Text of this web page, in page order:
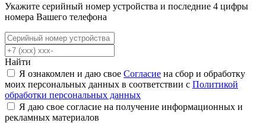
Укажите серийный номер устройства и последние 4 цифры
номера Вашего телефона
Найти
Я ознакомлен и даю свое Согласие на сбор и обработку
моих персональных данных в соответствии с Политикой
обработки персональных данных
Я даю свое согласие на получение информационных и
рекламных материалов